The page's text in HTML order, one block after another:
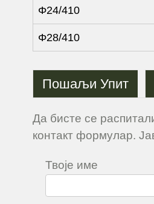
Φ24/410
Φ28/410
Пошаљи Упит
Да бисте се
контакт формулар.
Твоје име